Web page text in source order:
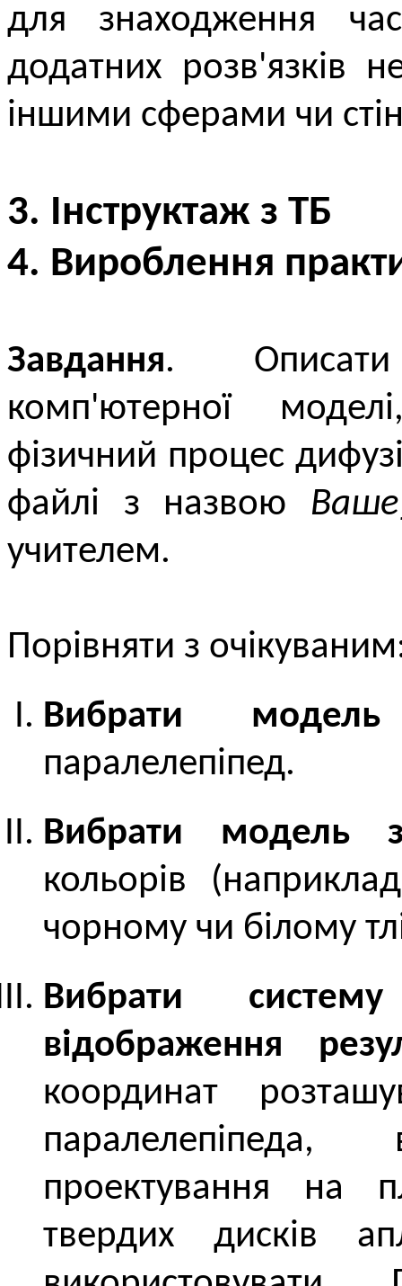
для зна­ход­ження
додатних розв'язків
іншими сферами чи
3. Інструктаж з ТБ
4. Вироблення
Завдання. Описати
комп'ютерної
фізичний процес
файлі з назвою
учителем.
Порівняти з
Вибрати модель
паралелепіпед.
Вибрати модель
кольорів
чорному чи білому
Вибрати
відображення
координат
паралелепіпеда,
проектування на
твердих дисків